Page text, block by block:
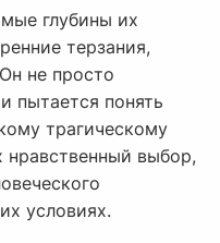
глубины их
терзания,
не просто
пытается понять
трагическому
выбор,
условиях.